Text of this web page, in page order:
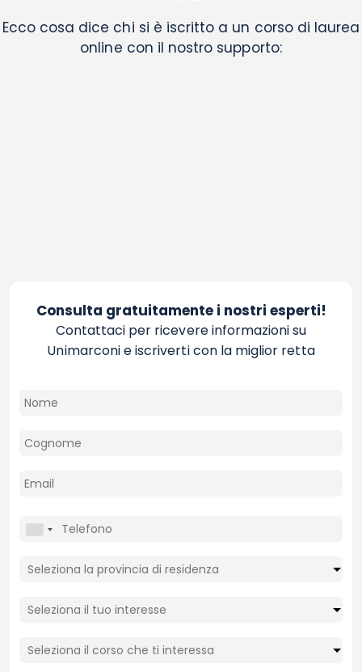
Ecco cosa dice chi si è iscritto a un corso di laurea
online con il nostro supporto:
Consulta gratuitamente i nostri esperti!
Contattaci per ricevere informazioni su
Unimarconi e iscriverti con la miglior retta